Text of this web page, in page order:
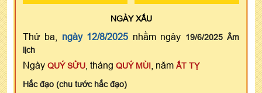
NGÀYXẤU
Thứ ba, ngày 12/8/2025 nhằm ngày 19/6/2025 Âm
lịch
Ngày QUÝ SỬU , tháng QUÝ MÙI , năm ẤT TỴ
Hắc đạo (chu tước hắc đạo)